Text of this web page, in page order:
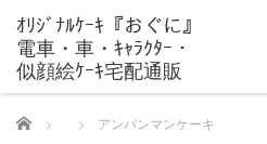
Home アンパンマンケーキ